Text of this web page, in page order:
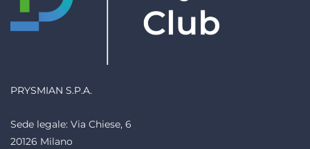
PRYSMIAN S.P.A.
Sede legale: Via Chiese, 6
20126 Milano